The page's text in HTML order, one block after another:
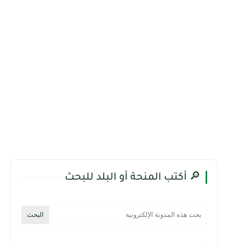
🔎 أكتب المنحة أو البلد للبحث